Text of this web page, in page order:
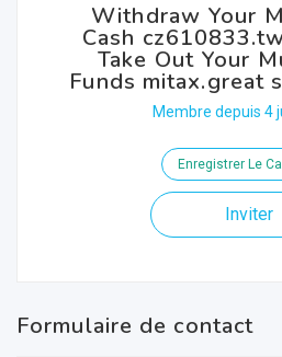
Withdraw Your
Cash
Take Out Your
Funds mitax.great
Membre depuis 4
Enregistrer Le
Inviter
Formulaire de contact